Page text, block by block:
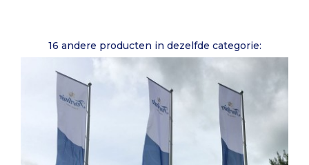
16 andere producten in dezelfde categorie: